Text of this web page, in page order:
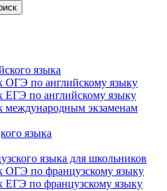
языка
ОГЭ по английскому языку
ЕГЭ по английскому языку
международным экзаменам
языка
языка для школьников
ОГЭ по французскому языку
ЕГЭ по французскому языку